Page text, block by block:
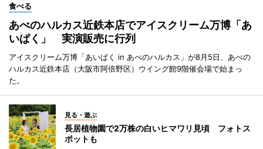
食べる
あべのハルカス近鉄本店でアイスクリーム万博「あ
いぱく」 実演販売に行列
アイスクリーム万博「あいぱく in あべのハルカス」が8月5日、あべの
ハルカス近鉄本店（大阪市阿倍野区）ウイング館9階催会場で始まっ
た。
見る・遊ぶ
長居植物園で2万株の白いヒマワリ見頃 フォトス
ポットも